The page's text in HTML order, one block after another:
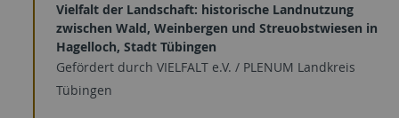
Vielfalt der Landschaft: historische Landnutzung
zwischen Wald, Weinbergen und Streuobstwiesen in
Hagelloch, Stadt Tübingen
Gefördert durch VIELFALT e.V. / PLENUM Landkreis
Tübingen